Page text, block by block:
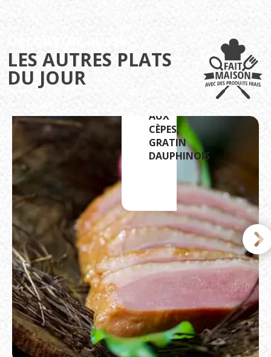
Découvrez aussi…
LES AUTRES PLATS
DU JOUR
AUX
CÈPES,
GRATIN
DAUPHINOIS
/PERSONNE